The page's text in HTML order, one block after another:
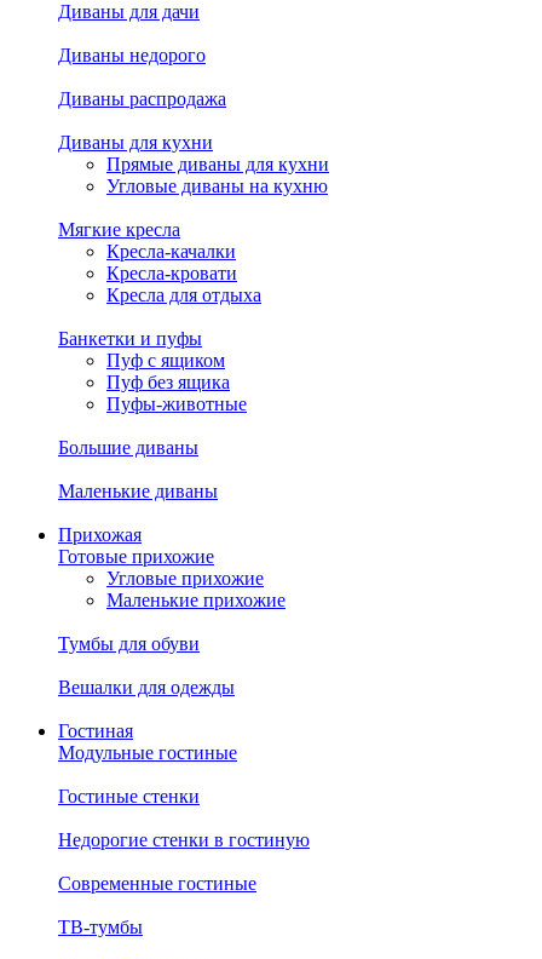
Диваны для дачи
Диваны недорого
Диваны распродажа
Диваны для кухни
Прямые диваны для кухни
Угловые диваны на кухню
Мягкие кресла
Кресла-качалки
Кресла-кровати
Кресла для отдыха
Банкетки и пуфы
Пуф с ящиком
Пуф без ящика
Пуфы-животные
Большие диваны
Маленькие диваны
Прихожая
Готовые прихожие
Угловые прихожие
Маленькие прихожие
Тумбы для обуви
Вешалки для одежды
Гостиная
Модульные гостиные
Гостиные стенки
Недорогие стенки в гостиную
Современные гостиные
ТВ-тумбы